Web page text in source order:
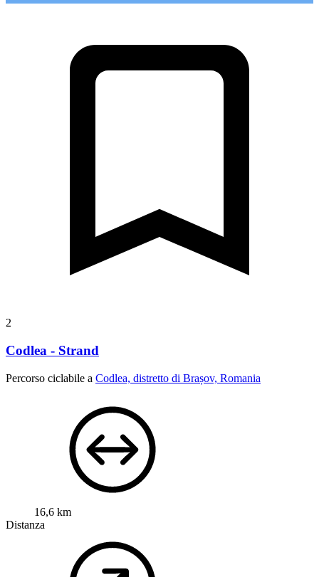
2
Codlea - Strand
Percorso ciclabile a Codlea, distretto di Brașov, Romania
16,6 km
Distanza